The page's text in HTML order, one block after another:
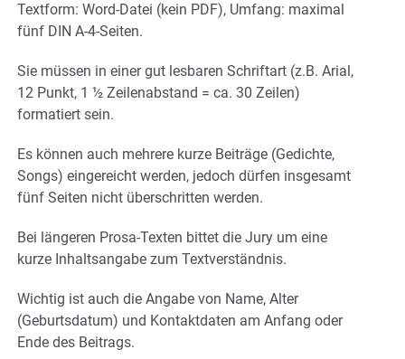
Textform: Word-Datei (kein PDF), Umfang: maximal
fünf DIN A-4-Seiten.
Sie müssen in einer gut lesbaren Schriftart (z.B. Arial,
12 Punkt, 1 ½ Zeilenabstand = ca. 30 Zeilen)
formatiert sein.
Es können auch mehrere kurze Beiträge (Gedichte,
Songs) eingereicht werden, jedoch dürfen insgesamt
fünf Seiten nicht überschritten werden.
Bei längeren Prosa-Texten bittet die Jury um eine
kurze Inhaltsangabe zum Textverständnis.
Wichtig ist auch die Angabe von Name, Alter
(Geburtsdatum) und Kontaktdaten am Anfang oder
Ende des Beitrags.